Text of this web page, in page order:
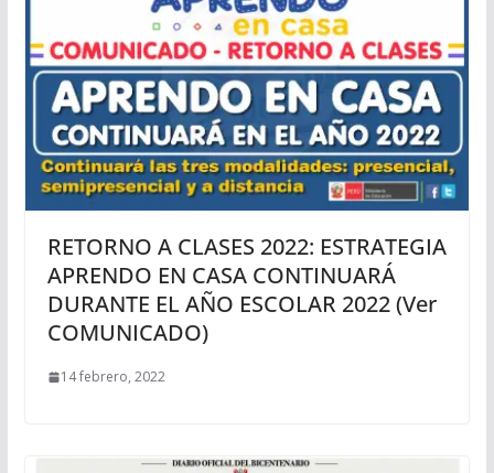
RETORNO A CLASES 2022: ESTRATEGIA
APRENDO EN CASA CONTINUARÁ
DURANTE EL AÑO ESCOLAR 2022 (Ver
COMUNICADO)
14 febrero, 2022